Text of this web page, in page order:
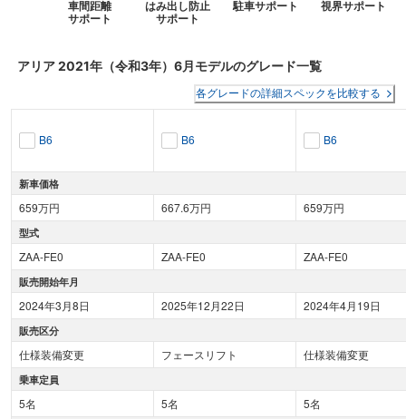
車間距離
サポート
はみ出し防止
サポート
駐車サポート 視界サポート
アリア2021年（令和3年）6月モデルのグレード一覧
各グレードの詳細スペックを比較する
B6 B6 B6
新車価格
659万円 667.6万円 659万円
型式
ZAA-FE0 ZAA-FE0 ZAA-FE0
販売開始年月
2024年3月8日 2025年12月22日 2024年4月19日
販売区分
仕様装備変更 フェースリフト 仕様装備変更
乗車定員
5名 5名 5名